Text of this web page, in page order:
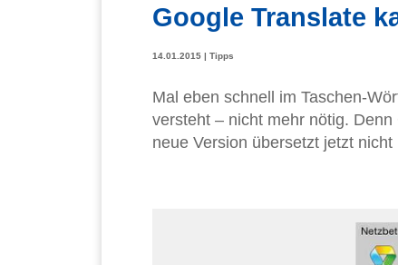
Google Translate
14.01.2015 | Tipps
Mal eben schnell im Taschen-
versteht – nicht mehr nötig.
neue Version übersetzt jetzt